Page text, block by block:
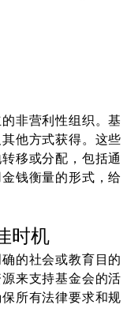
非营利性组织。基
他方式获得。这些
移或分配，包括通
钱衡量的形式，给
时机
的社会或教育目的
来支持基金会的活
所有法律要求和规